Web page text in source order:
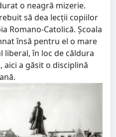
o neagră mizerie.
să dea lecţii copiilor
Romano-Catolică. Şcoala
însă pentru el o mare
liberal, în loc de căldura
aici a găsit o disciplină